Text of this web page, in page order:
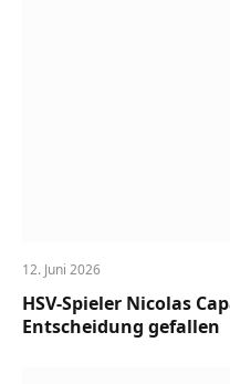
12. Juni 2026
HSV-Spieler Nicolas
Entscheidung gefallen